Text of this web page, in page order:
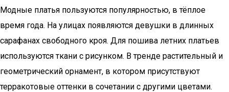
Модные платья пользуются популярностью, в тёплое
время года. На улицах появляются девушки в длинных
сарафанах свободного кроя. Для пошива летних платьев
используются ткани с рисунком. В тренде растительный и
геометрический орнамент, в котором присутствуют
терракотовые оттенки в сочетании с другими цветами.